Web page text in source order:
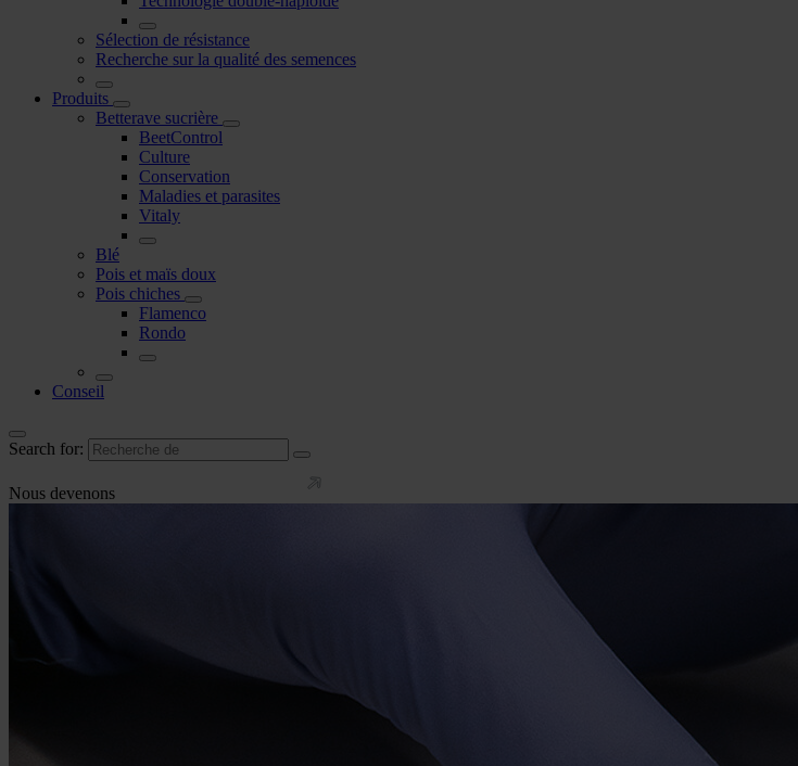
Sélection de résistance
Recherche sur la qualité des semences
Produits
Betterave sucrière
BeetControl
Culture
Conservation
Maladies et parasites
Vitaly
Blé
Pois et maïs doux
Pois chiches
Flamenco
Rondo
Conseil
Search for:
Nous devenons